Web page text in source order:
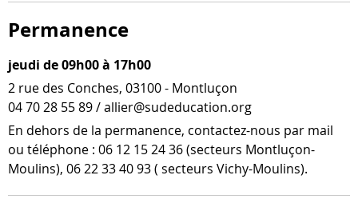
Permanence
jeudi de 09h00 à 17h00
2 rue des Conches, 03100 - Montluçon
04 70 28 55 89 / allier@sudeducation.org
En dehors de la per­ma­nence, contactez-​nous par mail
ou télé­phone : 06 12 15 24 36 (sec­teurs Montluçon-​
Moulins), 06 22 33 40 93 ( sec­teurs Vichy-Moulins).